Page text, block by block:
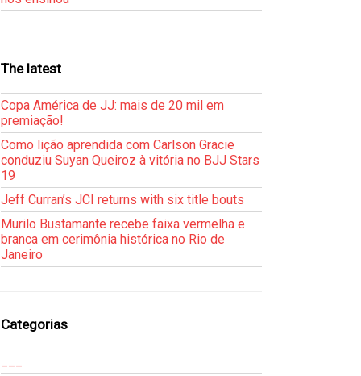
The latest
Copa América de JJ: mais de 20 mil em
premiação!
Como lição aprendida com Carlson Gracie
conduziu Suyan Queiroz à vitória no BJJ Stars
19
Jeff Curran’s JCI returns with six title bouts
Murilo Bustamante recebe faixa vermelha e
branca em cerimônia histórica no Rio de
Janeiro
Categorias